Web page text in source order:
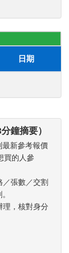
日期
鐘摘要）
最新參考報價
買的人參
張數／交割
理，核對身分